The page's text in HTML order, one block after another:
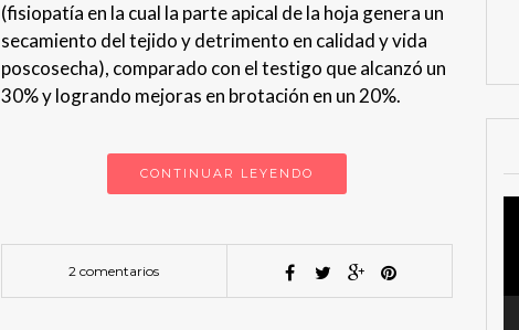
(fisiopatía en la cual la parte apical de la hoja genera un
secamiento del tejido y detrimento en calidad y vida
poscosecha), comparado con el testigo que alcanzó un
30% y logrando mejoras en brotación en un 20%.
CONTINUAR LEYENDO
2 comentarios